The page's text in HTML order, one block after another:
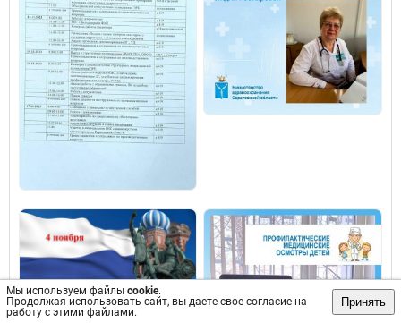
Мы используем файлы cookie.
Продолжая использовать сайт, вы даете свое согласие на
работу с этими файлами.
Принять